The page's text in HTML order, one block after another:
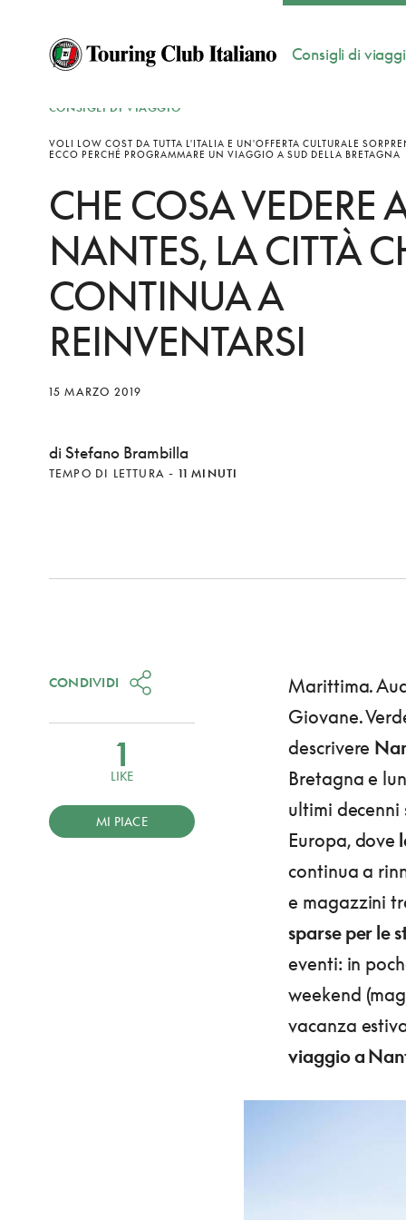
Consigli di
CONSIGLI DI VIAGGIO
VOLI LOW COST DA TUTTA L'ITALIA E UN'OFFERTA CULTURALE
ECCO PERCHÉ PROGRAMMARE UN VIAGGIO A SUD DELLA BRETAGNA
CHE COSA VEDERE
NANTES, LA CITTÀ
CONTINUA A
REINVENTARSI
15 MARZO 2019
di Stefano Brambilla
TEMPO DI LETTURA - 11 MINUTI
Marittima.
Giovane.
descrivere
Bretagna e
ultimi decenni
Europa, dove
continua a
e magazzini
sparse per le
eventi: in
weekend
vacanza
viaggio a
CONDIVIDI
1
LIKE
MI PIACE